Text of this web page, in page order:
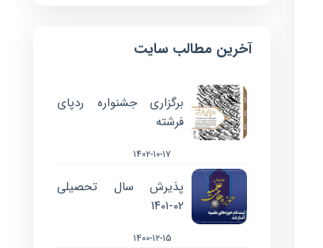
آخرین مطالب سایت
برگزاری جشنواره ردپای
فرشته
۱۴۰۲-۱۰-۱۷
پذیرش سال تحصیلی
۰۲-۱۴۰۱
۱۴۰۰-۱۲-۱۵